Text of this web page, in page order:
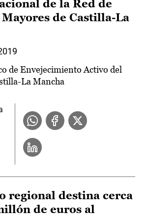
de la Red de
de Castilla-La
de Envejecimiento Activo del
La Mancha
regional destina cerca
de euros al